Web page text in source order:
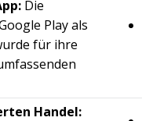
Die
Play als
für ihre
Handel: